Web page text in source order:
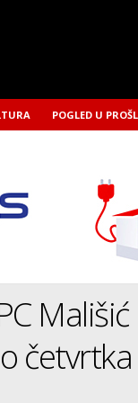
POGLED U
Mališić
četvrtka